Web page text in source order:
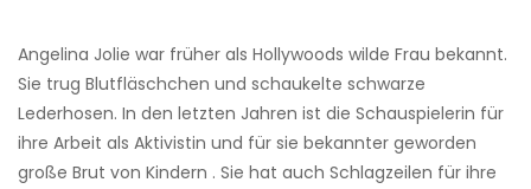
Angelina Jolie war früher als Hollywoods wilde Frau bekannt.
Sie trug Blutfläschchen und schaukelte schwarze
Lederhosen. In den letzten Jahren ist die Schauspielerin für
ihre Arbeit als Aktivistin und für sie bekannter geworden
große Brut von Kindern . Sie hat auch Schlagzeilen für ihre